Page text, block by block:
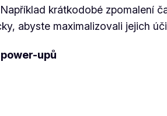
krátkodobé zpomalení
abyste maximalizovali jejich
upů